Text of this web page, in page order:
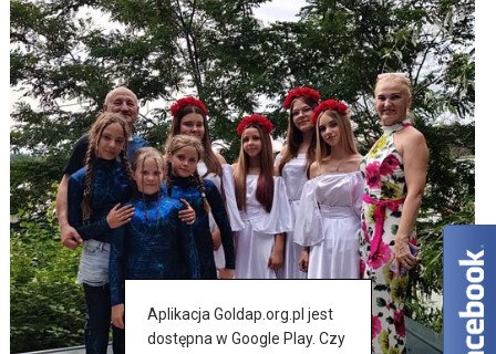
Aplikacja Goldap.org.pl jest
dostępna w Google Play. Czy